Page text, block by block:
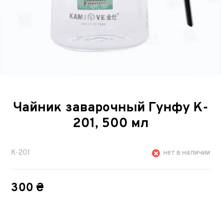
Чайник заварочный Гунфу K-
201, 500 мл
K-201 нет в наличии
300 ₴